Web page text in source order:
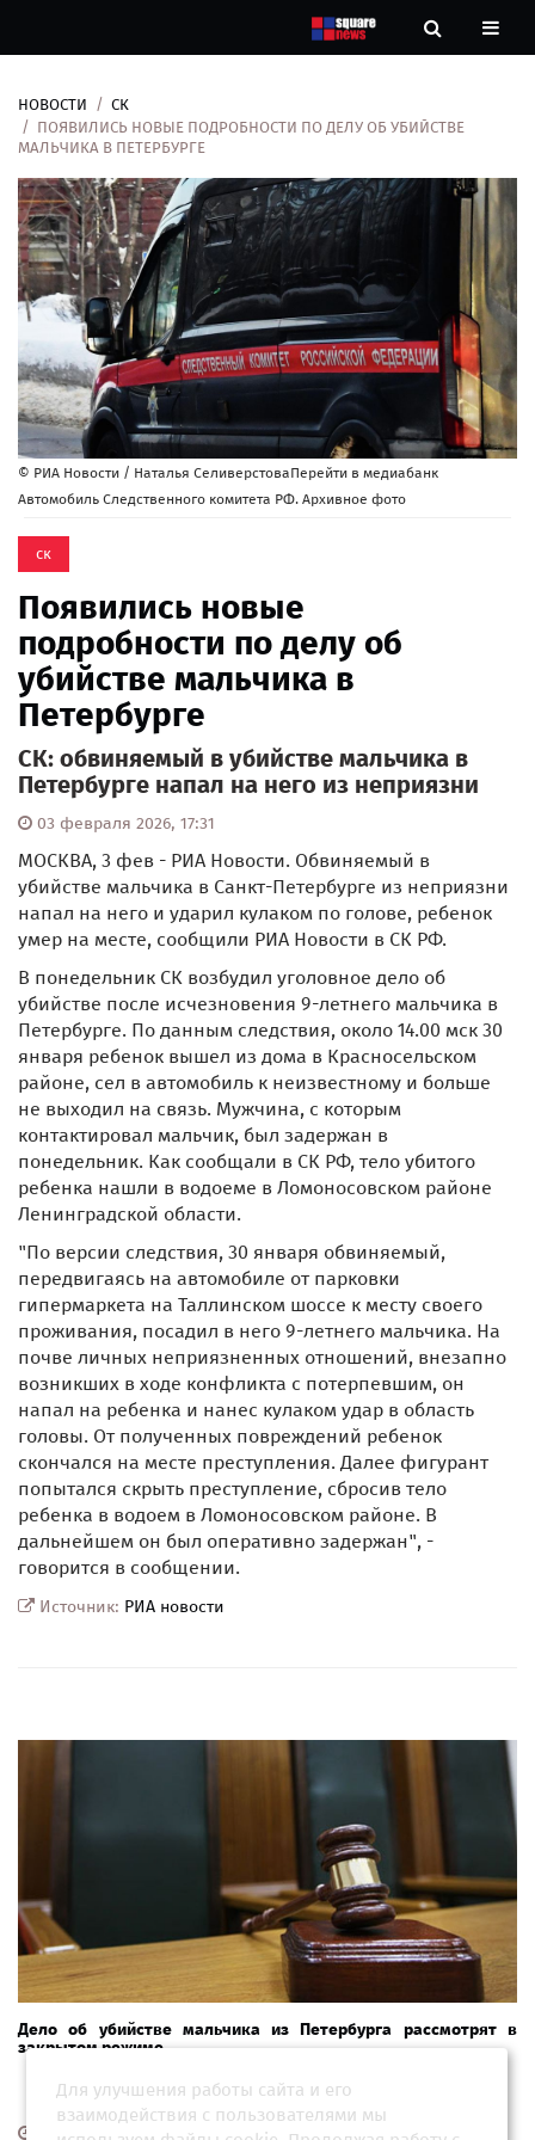
Новости
Рубрики
Контакты
О
нас
НОВОСТИ
СК
ПОЯВИЛИСЬ НОВЫЕ ПОДРОБНОСТИ ПО ДЕЛУ ОБ УБИЙСТВЕ
МАЛЬЧИКА В ПЕТЕРБУРГЕ
© РИА Новости / Наталья СеливерстоваПерейти в медиабанк
Автомобиль Следственного комитета РФ. Архивное фото
ск
Появились новые
подробности по делу об
убийстве мальчика в
Петербурге
СК: обвиняемый в убийстве мальчика в
Петербурге напал на него из неприязни
03 февраля 2026, 17:31
МОСКВА, 3 фев - РИА Новости. Обвиняемый в
убийстве мальчика в Санкт-Петербурге из неприязни
напал на него и ударил кулаком по голове, ребенок
умер на месте, сообщили РИА Новости в СК РФ.
В понедельник СК возбудил уголовное дело об
убийстве после исчезновения 9-летнего мальчика в
Петербурге. По данным следствия, около 14.00 мск 30
января ребенок вышел из дома в Красносельском
районе, сел в автомобиль к неизвестному и больше
не выходил на связь. Мужчина, с которым
контактировал мальчик, был задержан в
понедельник. Как сообщали в СК РФ, тело убитого
ребенка нашли в водоеме в Ломоносовском районе
Ленинградской области.
"По версии следствия, 30 января обвиняемый,
передвигаясь на автомобиле от парковки
гипермаркета на Таллинском шоссе к месту своего
проживания, посадил в него 9-летнего мальчика. На
почве личных неприязненных отношений, внезапно
возникших в ходе конфликта с потерпевшим, он
напал на ребенка и нанес кулаком удар в область
головы. От полученных повреждений ребенок
скончался на месте преступления. Далее фигурант
попытался скрыть преступление, сбросив тело
ребенка в водоем в Ломоносовском районе. В
дальнейшем он был оперативно задержан", -
говорится в сообщении.
Источник: РИА новости
Дело об убийстве мальчика из Петербурга рассмотрят в
закрытом режиме
06 августа 2026, 14:00
Для улучшения работы сайта и его
взаимодействия с пользователями мы